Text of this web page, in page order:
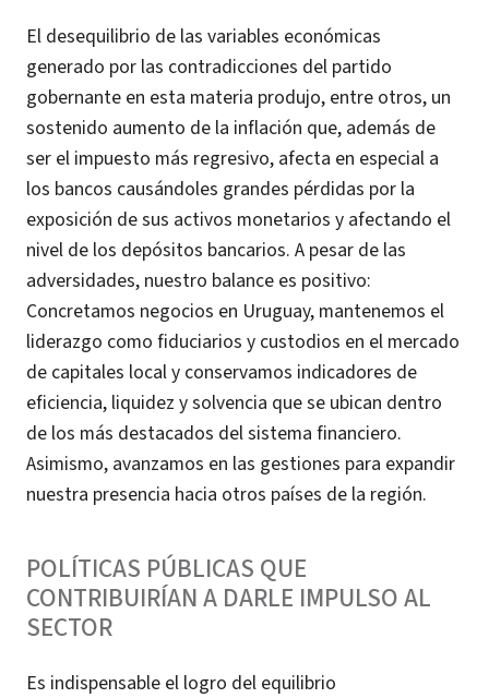
El desequilibrio de las variables económicas
generado por las contradicciones del partido
gobernante en esta materia produjo, entre otros, un
sostenido aumento de la inflación que, además de
ser el impuesto más regresivo, afecta en especial a
los bancos causándoles grandes pérdidas por la
exposición de sus activos monetarios y afectando el
nivel de los depósitos bancarios. A pesar de las
adversidades, nuestro balance es positivo:
Concretamos negocios en Uruguay, mantenemos el
liderazgo como fiduciarios y custodios en el mercado
de capitales local y conservamos indicadores de
eficiencia, liquidez y solvencia que se ubican dentro
de los más destacados del sistema financiero.
Asimismo, avanzamos en las gestiones para expandir
nuestra presencia hacia otros países de la región.
POLÍTICAS PÚBLICAS QUE
CONTRIBUIRÍAN A DARLE IMPULSO AL
SECTOR
Es indispensable el logro del equilibrio